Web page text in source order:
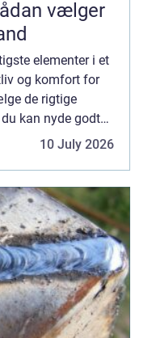
elementer i et
og komfort for
de rigtige
kan nyde godt
blogindl...
10 July 2026